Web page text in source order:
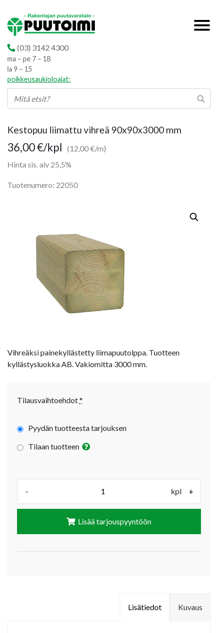
(03) 3142 4300
ma – pe 7 – 18
la 9 – 15
poikkeusaukioloajat:
Kestopuu liimattu vihreä 90x90x3000 mm
36,00€/kpl
(12,00 €/m)
Hinta sis. alv 25,5%
Tuotenumero: 22050
Vihreäksi painekyllästetty liimapuutolppa. Tuotteen
kyllästysluokka AB. Vakiomitta 3000 mm.
Tilausvaihtoehdot*
Pyydän tuotteesta tarjouksen
Tilaan tuotteen
- kpl +
Lisää tarjouspyyntöön
Kuvaus
Lisätiedot